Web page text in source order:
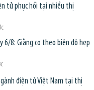
tử phục hồi tại nhiều thị
8: Giằng co theo biên độ hẹp
điện tử Việt Nam tại thị